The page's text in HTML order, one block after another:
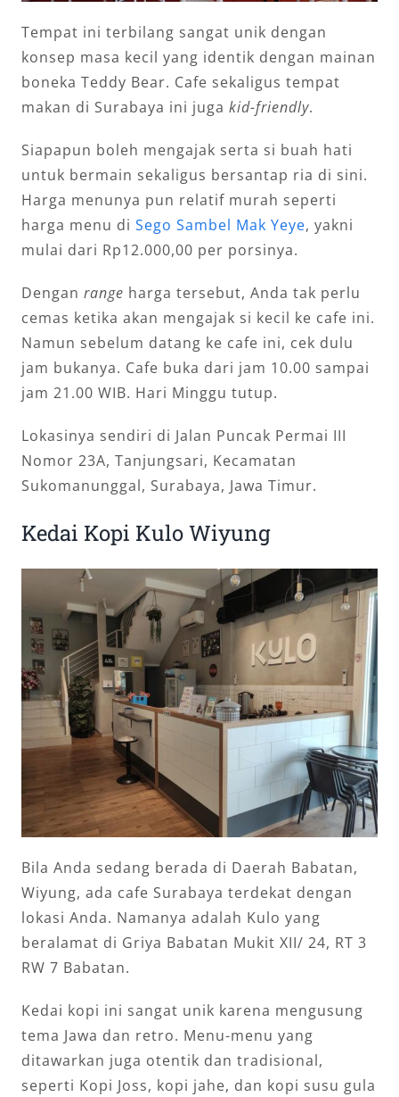
Tempat ini terbilang sangat unik dengan
konsep masa kecil yang identik dengan mainan
boneka Teddy Bear. Cafe sekaligus tempat
makan di Surabaya ini juga kid-friendly.
Siapapun boleh mengajak serta si buah hati
untuk bermain sekaligus bersantap ria di sini.
Harga menunya pun relatif murah seperti
harga menu di Sego Sambel Mak Yeye, yakni
mulai dari Rp12.000,00 per porsinya.
Dengan range harga tersebut, Anda tak perlu
cemas ketika akan mengajak si kecil ke cafe ini.
Namun sebelum datang ke cafe ini, cek dulu
jam bukanya. Cafe buka dari jam 10.00 sampai
jam 21.00 WIB. Hari Minggu tutup.
Lokasinya sendiri di Jalan Puncak Permai III
Nomor 23A, Tanjungsari, Kecamatan
Sukomanunggal, Surabaya, Jawa Timur.
Kedai Kopi Kulo Wiyung
Bila Anda sedang berada di Daerah Babatan,
Wiyung, ada cafe Surabaya terdekat dengan
lokasi Anda. Namanya adalah Kulo yang
beralamat di Griya Babatan Mukit XII/ 24, RT 3
RW 7 Babatan.
Kedai kopi ini sangat unik karena mengusung
tema Jawa dan retro. Menu-menu yang
ditawarkan juga otentik dan tradisional,
seperti Kopi Joss, kopi jahe, dan kopi susu gula